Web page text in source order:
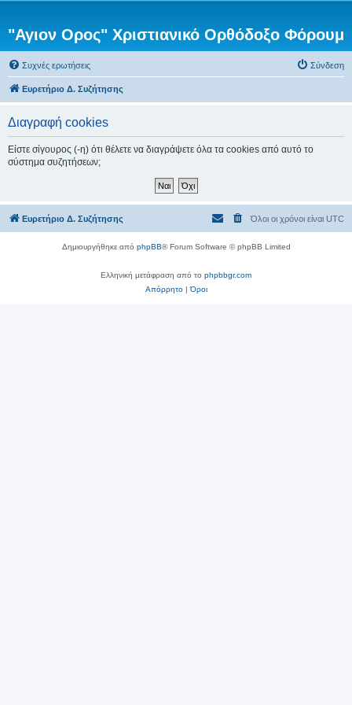
"Αγιον Ορος" Χριστιανικό Ορθόδοξο Φόρουμ
Συχνές ερωτήσεις Σύνδεση
Ευρετήριο Δ. Συζήτησης
Διαγραφή cookies
Είστε σίγουρος (-η) ότι θέλετε να διαγράψετε όλα τα cookies από αυτό το
σύστημα συζητήσεων;
Ευρετήριο Δ. Συζήτησης Όλοι οι χρόνοι είναι UTC
Δημιουργήθηκε από phpBB® Forum Software © phpBB Limited
Ελληνική μετάφραση από το phpbbgr.com
Απόρρητο|Όροι